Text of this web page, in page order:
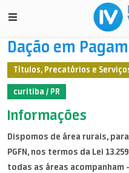
Dação em
Títulos, Precatórios e
curitiba / PR
Informações
Dispomos de área rurais,
PGFN, nos termos da Lei
todas as áreas